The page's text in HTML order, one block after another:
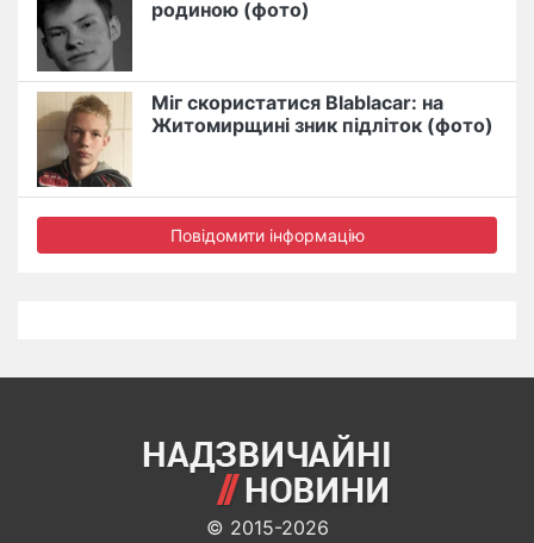
родиною (фото)
Міг скористатися Blablacar: на
Житомирщині зник підліток (фото)
Повідомити інформацію
© 2015-2026